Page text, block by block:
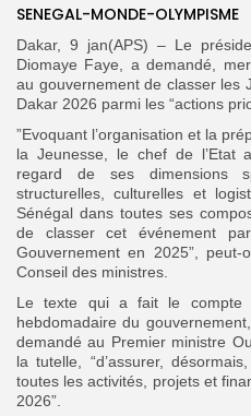
SENEGAL-MONDE-OLYMPISME
Dakar, 9 jan(APS) – Le
Diomaye Faye, a demandé,
au gouvernement de classer les
Dakar 2026 parmi les “actions
”Evoquant l’organisation et la
la Jeunesse, le chef de l’Etat
regard de ses dimensions
structurelles, culturelles et
Sénégal dans toutes ses
de classer cet événement
Gouvernement en 2025”,
Conseil des ministres.
Le texte qui a fait le compte
hebdomadaire du
demandé au Premier ministre
la tutelle, “d’assurer,
toutes les activités, projets et
2026”.